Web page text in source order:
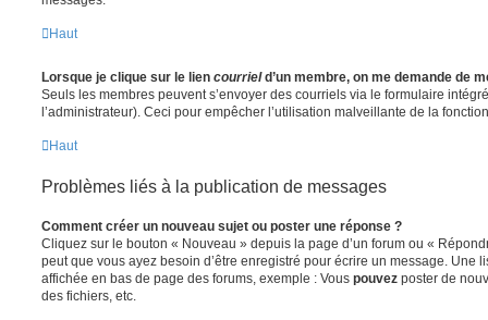
Haut
Lorsque je clique sur le lien courrield’un membre, on me demande de
Seuls les membres peuvent s’envoyer des courriels via le formulaire
l’administrateur). Ceci pour empêcher l’utilisation malveillante de la
Haut
Problèmes liés à la publication de messages
Comment créer un nouveau sujet ou poster une réponse ?
Cliquez sur le bouton « Nouveau » depuis la page d’un forum ou «
peut que vous ayez besoin d’être enregistré pour écrire un message. Une
affichée en bas de page des forums, exemple : Vous pouvez poster de
des fichiers, etc.